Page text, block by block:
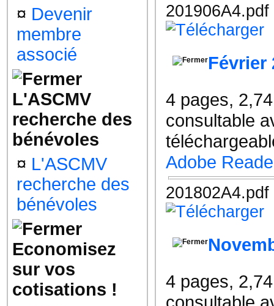
¤ Devenir
membre
associé
L'ASCMV
recherche des
bénévoles
¤ L'ASCMV
recherche des
bénévoles
Economisez
sur vos
cotisations !
201906A4.pdf
Février
4 pages,
consultable
Adobe
201802A4.pdf
4 pages,